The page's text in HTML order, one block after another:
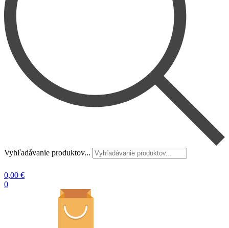
Vyhľadávanie produktov...
0,00 €
0